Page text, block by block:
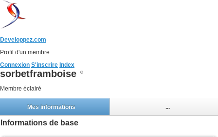
Developpez.com
Profil d'un membre
Connexion S'inscrire Index
sorbetframboise
Membre éclairé
Mes informations ...
Informations de base